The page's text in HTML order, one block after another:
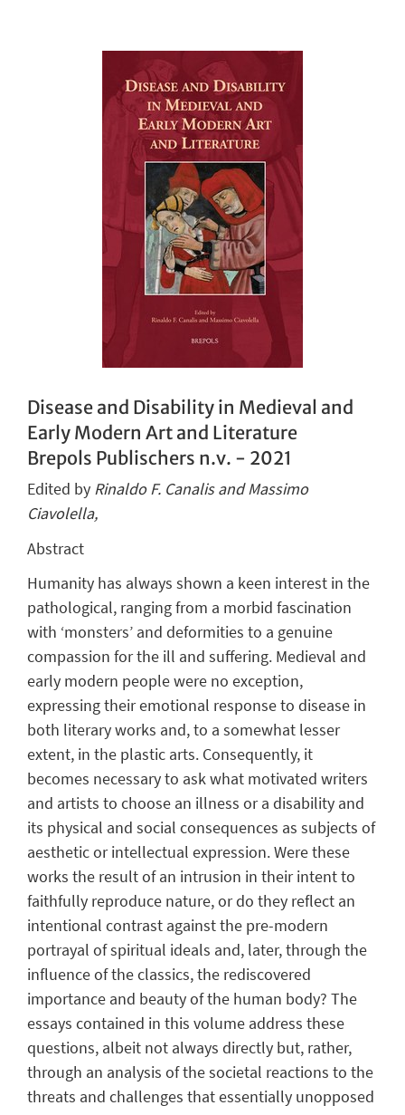
Disease and Disability in Medieval and
Early Modern Art and Literature
Brepols Publischers n.v. - 2021
Edited by Rinaldo F. Canalis and Massimo
Ciavolella,
Abstract
Humanity has always shown a keen interest in the
pathological, ranging from a morbid fascination
with ‘monsters’ and deformities to a genuine
compassion for the ill and suffering. Medieval and
early modern people were no exception,
expressing their emotional response to disease in
both literary works and, to a somewhat lesser
extent, in the plastic arts. Consequently, it
becomes necessary to ask what motivated writers
and artists to choose an illness or a disability and
its physical and social consequences as subjects of
aesthetic or intellectual expression. Were these
works the result of an intrusion in their intent to
faithfully reproduce nature, or do they reflect an
intentional contrast against the pre-modern
portrayal of spiritual ideals and, later, through the
influence of the classics, the rediscovered
importance and beauty of the human body? The
essays contained in this volume address these
questions, albeit not always directly but, rather,
through an analysis of the societal reactions to the
threats and challenges that essentially unopposed